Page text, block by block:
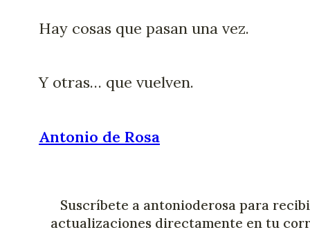
Hay cosas que pasan una vez.
Y otras… que vuelven.
Antonio de Rosa
Suscríbete a antonioderosa para
actualizaciones directamente en tu